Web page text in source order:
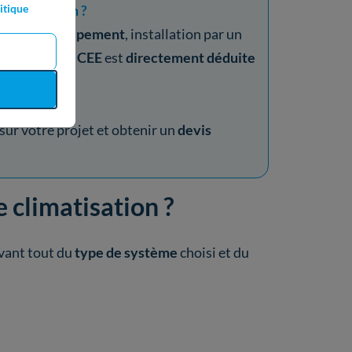
?
de l'équipement, installation par un
prime CEEestdirectement déduite
votre projet et obtenir undevis
climatisation ?
tout dutype de systèmechoisi et du